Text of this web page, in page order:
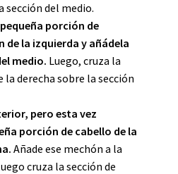
sección del medio.
porción de
de la izquierda y añádela
medio. Luego, cruza la
la derecha sobre la sección
pero esta vez
porción de cabello de la
Añade ese mechón a la
cruza la sección de